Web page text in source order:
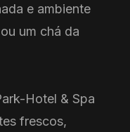
e ambiente
um chá da
Hotel & Spa
frescos,